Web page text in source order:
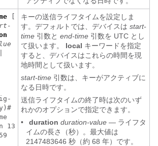
13
キーの送信ライフタイムを設定しま
す。デフォルトでは、デバイスは start-
time 引数と end-time 引数を UTC とし
て扱います。
local キーワードを指定
すると、デバイスはこれらの時間を現
地時間として扱います。
start-time 引数は、キーがアクティブに
なる日時です。
送信ライフタイムの終了時は次のいず
れかのオプションで指定できます。
•
duration duration-value ― ライフタ
イムの長さ（秒）。最大値は
2147483646 秒（約 68 年）です。